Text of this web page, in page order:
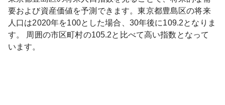
要および資産価値を予測できます。東京都豊島区の将来
人口は2020年を100とした場合、30年後に109.2となりま
す。
周囲の市区町村の105.2と比べて高い指数となって
います。